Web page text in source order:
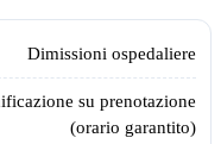
privata
Dimissioni ospedaliere
su prenotazione
(orario garantito)